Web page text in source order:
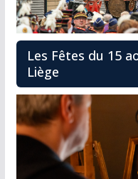
Les Fêtes du 15
Liège